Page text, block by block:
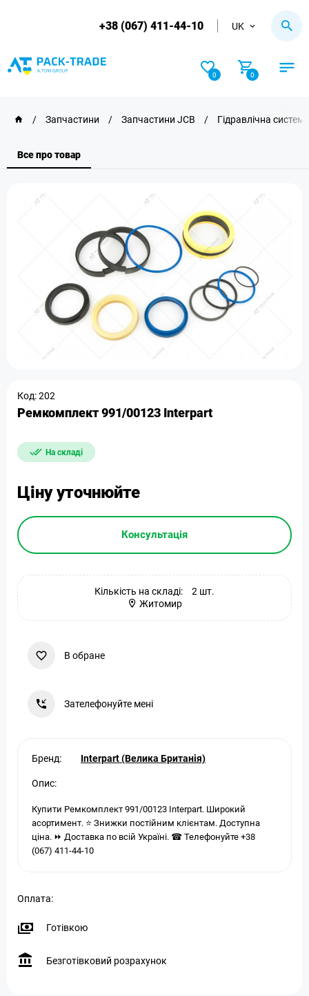
+38 (067) 411-44-10 UK
0 0
/ Запчастини / Запчастини JCB / Гідравлічна система
Все про товар
Код: 202
Ремкомплект 991/00123 Interpart
На складі
Ціну уточнюйте
Консультація
Кількість на складі:
2 шт.
Житомир
В обране
Зателефонуйте мені
Бренд: Interpart (Велика Британія)
Опис:
Купити Ремкомплект 991/00123 Interpart. Широкий
асортимент. ⭐ Знижки постійним клієнтам. Доступна
ціна. ⏩ Доставка по всій Україні. ☎ Телефонуйте +38
(067) 411-44-10
Оплата:
Готівкою
Безготівковий розрахунок